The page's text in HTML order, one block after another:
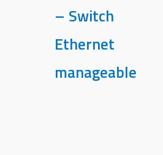
– Switch
Ethernet
manageable